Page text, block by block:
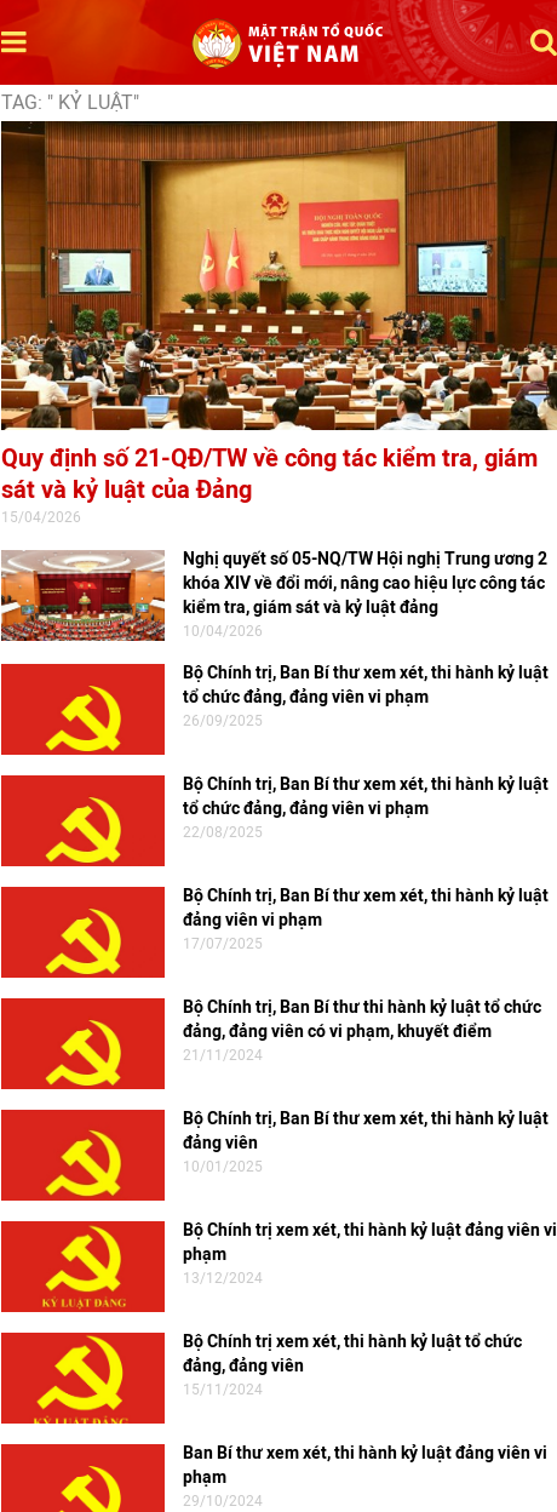
TAG: " KỶ LUẬT"
Quy định số 21-QĐ/TW về công tác kiểm tra, giám
sát và kỷ luật của Đảng
15/04/2026
Nghị quyết số 05-NQ/TW Hội nghị Trung ương 2
khóa XIV về đổi mới, nâng cao hiệu lực công tác
kiểm tra, giám sát và kỷ luật đảng
10/04/2026
Bộ Chính trị, Ban Bí thư xem xét, thi hành kỷ luật
tổ chức đảng, đảng viên vi phạm
26/09/2025
Bộ Chính trị, Ban Bí thư xem xét, thi hành kỷ luật
tổ chức đảng, đảng viên vi phạm
22/08/2025
Bộ Chính trị, Ban Bí thư xem xét, thi hành kỷ luật
đảng viên vi phạm
17/07/2025
Bộ Chính trị, Ban Bí thư thi hành kỷ luật tổ chức
đảng, đảng viên có vi phạm, khuyết điểm
21/11/2024
Bộ Chính trị, Ban Bí thư xem xét, thi hành kỷ luật
đảng viên
10/01/2025
Bộ Chính trị xem xét, thi hành kỷ luật đảng viên vi
phạm
13/12/2024
Bộ Chính trị xem xét, thi hành kỷ luật tổ chức
đảng, đảng viên
15/11/2024
Ban Bí thư xem xét, thi hành kỷ luật đảng viên vi
phạm
29/10/2024